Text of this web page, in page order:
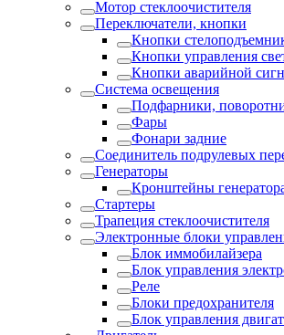
Мотор стеклоочистителя
Переключатели, кнопки
Кнопки
Кнопки управления
Кнопки аварийной
Система освещения
Подфарники,
Фары
Фонари задние
Соединитель подрулевых
Генераторы
Кронштейны
Стартеры
Трапеция стеклоочистителя
Электронные блоки
Блок иммобилайзера
Блок управления
Реле
Блоки предохранителя
Блок управления